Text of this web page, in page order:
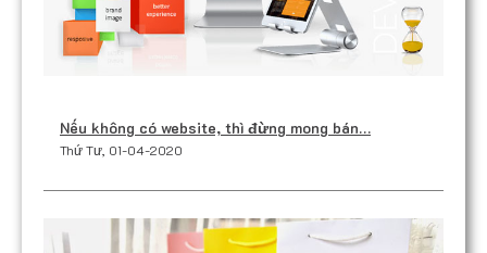
Nếu không có website, thì đừng mong bán…
Thứ Tư, 01-04-2020